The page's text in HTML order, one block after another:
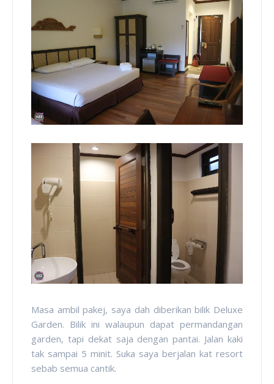
Masa ambil pakej, saya dah diberikan bilik Deluxe
Garden. Bilik ini walaupun dapat permandangan
garden, tapi dekat saja dengan pantai. Jalan kaki
tak sampai 5 minit. Suka saya berjalan kat resort
sebab semua cantik.